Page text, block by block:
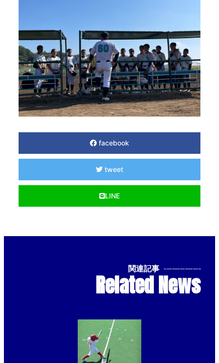
facebook
tweet
LINE
関連記事 --------------
Related News